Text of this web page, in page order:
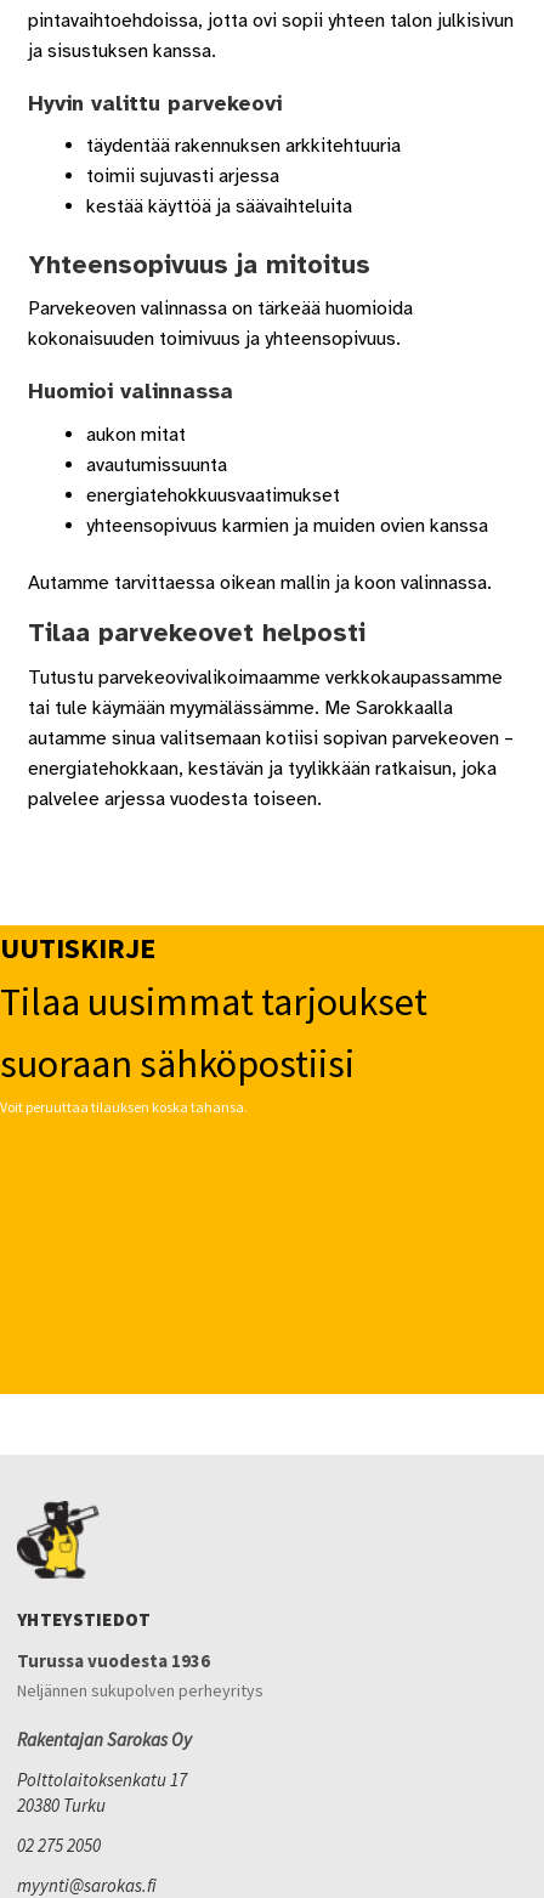
pintavaihtoehdoissa, jotta ovi sopii yhteen talon julkisivun
ja sisustuksen kanssa.
Hyvin valittu parvekeovi
täydentää rakennuksen arkkitehtuuria
toimii sujuvasti arjessa
kestää käyttöä ja säävaihteluita
Yhteensopivuus ja mitoitus
Parvekeoven valinnassa on tärkeää huomioida
kokonaisuuden toimivuus ja yhteensopivuus.
Huomioi valinnassa
aukon mitat
avautumissuunta
energiatehokkuusvaatimukset
yhteensopivuus karmien ja muiden ovien kanssa
Autamme tarvittaessa oikean mallin ja koon valinnassa.
Tilaa parvekeovet helposti
Tutustu parvekeovivalikoimaamme verkkokaupassamme
tai tule käymään myymälässämme. Me Sarokkaalla
autamme sinua valitsemaan kotiisi sopivan parvekeoven –
energiatehokkaan, kestävän ja tyylikkään ratkaisun, joka
palvelee arjessa vuodesta toiseen.
UUTISKIRJE
Tilaa uusimmat tarjoukset
suoraan sähköpostiisi
Voit peruuttaa tilauksen koska tahansa.
YHTEYSTIEDOT
Turussa vuodesta 1936
Neljännen sukupolven perheyritys
Rakentajan Sarokas Oy
Polttolaitoksenkatu 17
20380 Turku
02 275 2050
myynti@sarokas.fi